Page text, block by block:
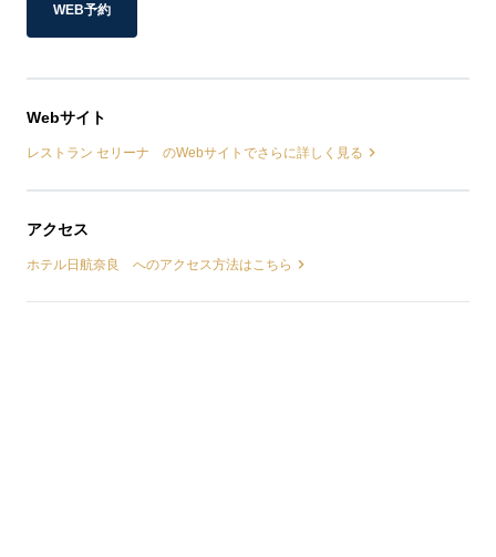
WEB予約
Webサイト
レストラン セリーナ のWebサイトでさらに詳しく見る
アクセス
ホテル日航奈良 へのアクセス方法はこちら